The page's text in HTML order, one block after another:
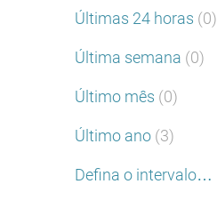
Últimas 24 horas (0)
Última semana (0)
Último mês (0)
Último ano (3)
Defina o intervalo…